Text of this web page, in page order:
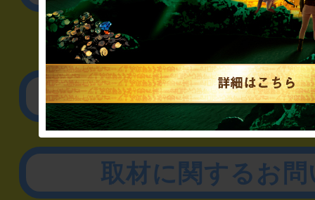
▼企業／法人の方
リアル脱出ゲーム制作
取材に関するお